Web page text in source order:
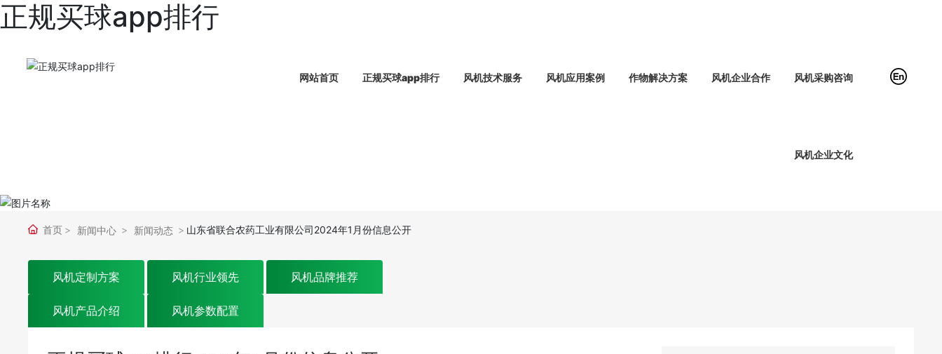
正规买球app排行
网站首页 正规买球app排行 风机技术服务 风机应用案例 作物解决方案 风机企业合作 风机采购咨询
风机企业文化
首页 新闻中心 新闻动态 山东省联合农药工业有限公司2024年1月份信息公开
风机定制方案 风机行业领先 风机品牌推荐
风机产品介绍 风机参数配置